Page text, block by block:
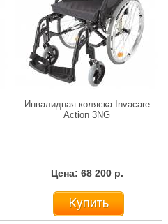
Инвалидная коляска Invacare
Action 3NG
Цена: 68 200 р.
Купить